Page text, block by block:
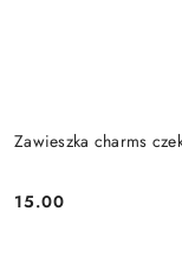
Zawieszka charms
Cena:
15.00